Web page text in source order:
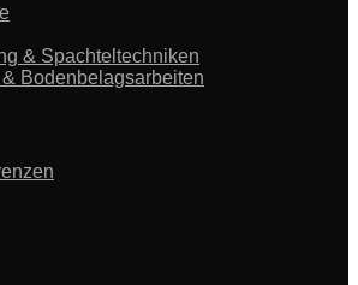
& Spachteltechniken
Bodenbelagsarbeiten